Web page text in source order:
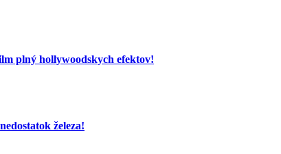
plný hollywoodskych efektov!
železa!